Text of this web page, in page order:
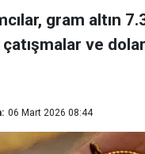
gram altın
ve
06 Mart 2026 08:44